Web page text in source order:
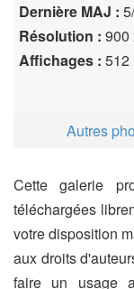
Dernière MAJ :
Résolution : 900
Affichages : 512
Autres
Cette galerie
téléchargées
votre disposition
aux droits
faire un usage